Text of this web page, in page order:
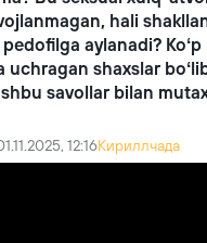
hali
aylanadi?
uchragan shaxslar
savollar bilan
12:16Кириллчада